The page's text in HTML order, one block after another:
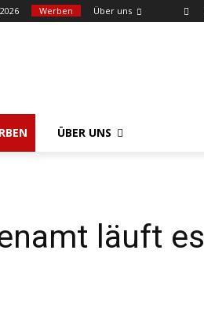
Werben Über uns
ÜBER UNS
läuft es